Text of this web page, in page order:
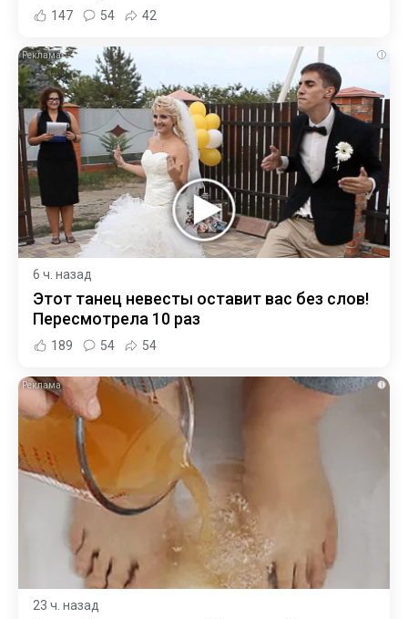
147 54 42
i
6 ч. назад
Этот танец невесты оставит вас без слов!
Пересмотрела 10 раз
189 54 54
i
23 ч. назад